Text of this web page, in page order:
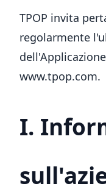
TPOP invita
regolarmente
www.tpop.com.
I.